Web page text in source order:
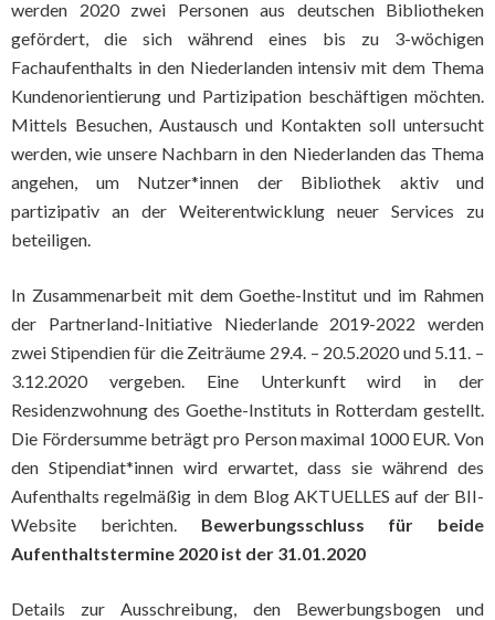
werden 2020 zwei Personen aus deutschen Bibliotheken
gefördert, die sich während eines bis zu 3-wöchigen
Fachaufenthalts in den Niederlanden intensiv mit dem Thema
Kundenorientierung und Partizipation beschäftigen möchten.
Mittels Besuchen, Austausch und Kontakten soll untersucht
werden, wie unsere Nachbarn in den Niederlanden das Thema
angehen, um Nutzer*innen der Bibliothek aktiv und
partizipativ an der Weiterentwicklung neuer Services zu
beteiligen.
In Zusammenarbeit mit dem Goethe-Institut und im Rahmen
der Partnerland-Initiative Niederlande 2019-2022 werden
zwei Stipendien für die Zeiträume 29.4. – 20.5.2020 und 5.11. –
3.12.2020 vergeben. Eine Unterkunft wird in der
Residenzwohnung des Goethe-Instituts in Rotterdam gestellt.
Die Fördersumme beträgt pro Person maximal 1000 EUR. Von
den Stipendiat*innen wird erwartet, dass sie während des
Aufenthalts regelmäßig in dem Blog AKTUELLES auf der BII-
Website berichten. Bewerbungsschluss für beide
Aufenthaltstermine 2020 ist der 31.01.2020
Details zur Ausschreibung, den Bewerbungsbogen und